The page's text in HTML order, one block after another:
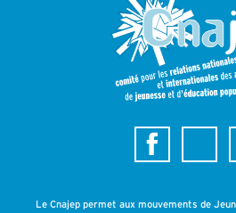
Le Cnajep permet aux mouvements de